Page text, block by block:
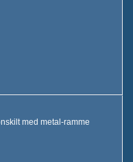
med metal-ramme